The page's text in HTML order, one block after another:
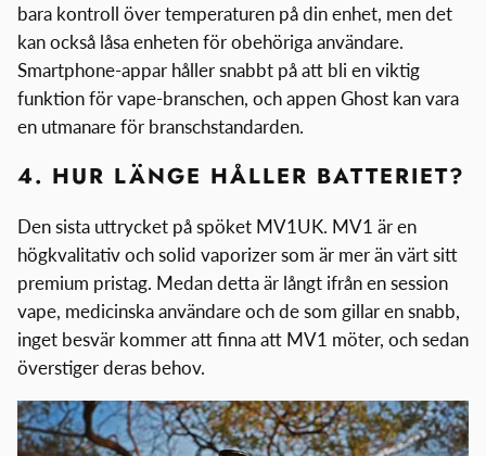
bara kontroll över temperaturen på din enhet, men det
kan också låsa enheten för obehöriga användare.
Smartphone-appar håller snabbt på att bli en viktig
funktion för vape-branschen, och appen Ghost kan vara
en utmanare för branschstandarden.
4. HUR LÄNGE HÅLLER BATTERIET?
Den sista uttrycket på spöket MV1UK. MV1 är en
högkvalitativ och solid vaporizer som är mer än värt sitt
premium pristag. Medan detta är långt ifrån en session
vape, medicinska användare och de som gillar en snabb,
inget besvär kommer att finna att MV1 möter, och sedan
överstiger deras behov.